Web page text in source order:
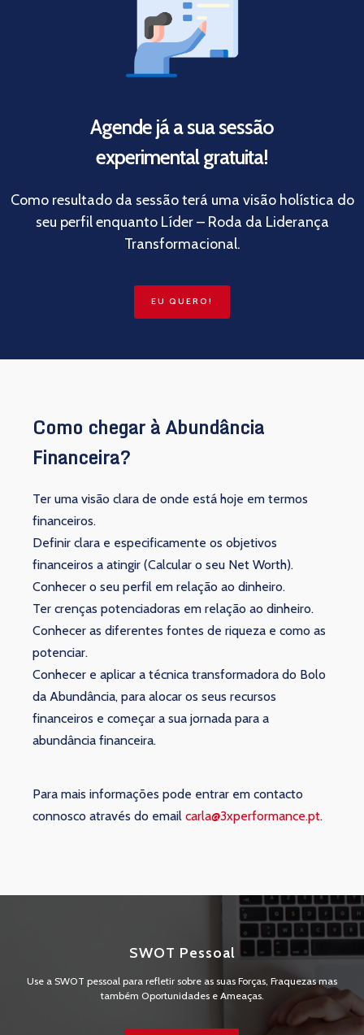
Agende já a sua sessão
experimental gratuita!
Como resultado da sessão terá uma visão holística do
seu perfil enquanto Líder – Roda da Liderança
Transformacional.
EU QUERO!
Como chegar à Abundância
Financeira?
Ter uma visão clara de onde está hoje em termos
financeiros.
Definir clara e especificamente os objetivos
financeiros a atingir (Calcular o seu Net Worth).
Conhecer o seu perfil em relação ao dinheiro.
Ter crenças potenciadoras em relação ao dinheiro.
Conhecer as diferentes fontes de riqueza e como as
potenciar.
Conhecer e aplicar a técnica transformadora do Bolo
da Abundância, para alocar os seus recursos
financeiros e começar a sua jornada para a
abundância financeira.
Para mais informações pode entrar em contacto
connosco através do email carla@3xperformance.pt.
SWOT Pessoal
Use a SWOT pessoal para refletir sobre as suas Forças, Fraquezas mas
também Oportunidades e Ameaças.